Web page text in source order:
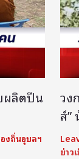
ผลิตปืน
งถิ่นอุบลฯ
วง
ส์”
ข่าว